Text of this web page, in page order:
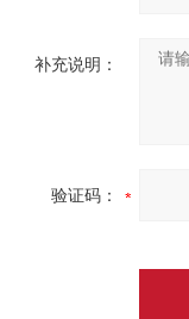
补充说明：
验证码：